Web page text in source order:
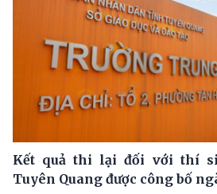
Kết quả thi lại đối với thí
Tuyên Quang được công bố